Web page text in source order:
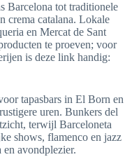
Barcelona tot traditionele
crema catalana. Lokale
en Mercat de Sant
te proeven; voor
is deze link handig:
tapasbars in El Born en
uren. Bunkers del
terwijl Barceloneta
shows, flamenco en jazz
en avondplezier.